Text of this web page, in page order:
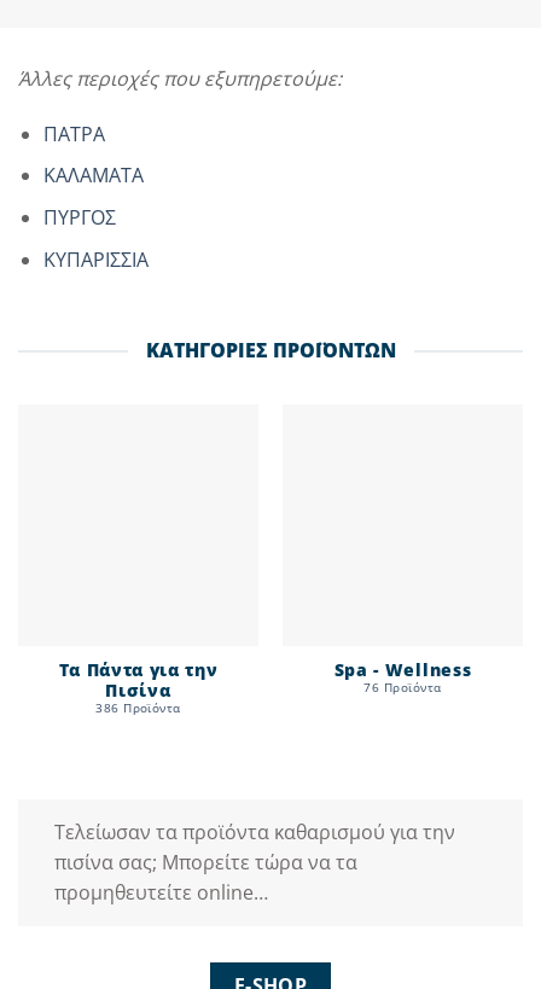
Άλλες περιοχές που εξυπηρετούμε:
ΠΑΤΡΑ
ΚΑΛΑΜΑΤΑ
ΠΥΡΓΟΣ
ΚΥΠΑΡΙΣΣΙΑ
ΚΑΤΗΓΟΡΙΕΣ ΠΡΟΪΟΝΤΩΝ
Τα Πάντα για την
Πισίνα
386 Προϊόντα
Spa - Wellness
76 Προϊόντα
Τελείωσαν τα προϊόντα καθαρισμού για την
πισίνα σας; Μπορείτε τώρα να τα
προμηθευτείτε online…